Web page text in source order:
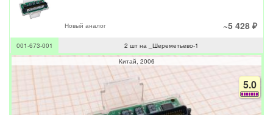
Новый аналог ~5 428 ₽
001-673-001
2 шт на _Шереметьево-1
Китай 2006
5.0